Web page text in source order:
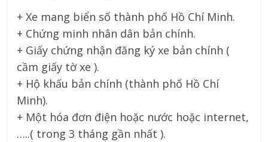
+ Xe mang biển số thành phố Hồ Chí Minh.
+ Chứng minh nhân dân bản chính.
+ Giấy chứng nhận đăng ký xe bản chính (
cầm giấy tờ xe ).
+ Hộ khấu bản chính (thành phố Hồ Chí
Minh).
+ Một hóa đơn điện hoặc nước hoặc internet,
…..( trong 3 tháng gần nhất ).